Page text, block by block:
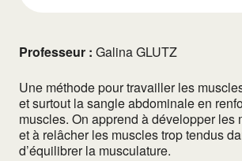
Professeur : Galina GLUTZ
Une méthode pour travailler les
et surtout la sangle abdominale en
muscles. On apprend à développer les
et à relâcher les muscles trop tendus
d’équilibrer la musculature.